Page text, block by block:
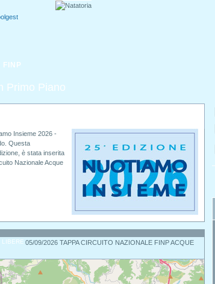
FINP
Primo Piano
Insieme 2026 -
Questa
è stata inserita
Nazionale Acque
05/09/2026 TAPPA CIRCUITO NAZIONALE FINP ACQUE